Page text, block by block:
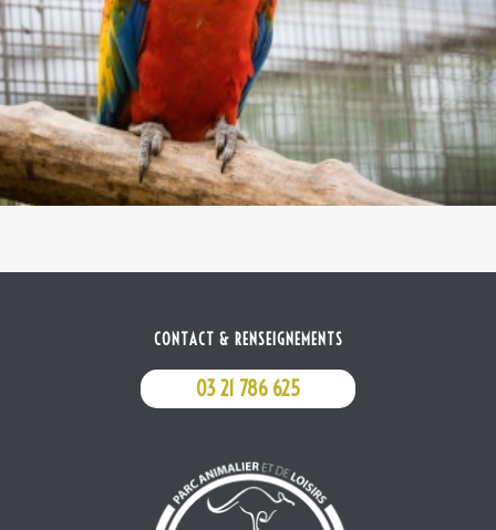
CONTACT & RENSEIGNEMENTS
03 21 786 625